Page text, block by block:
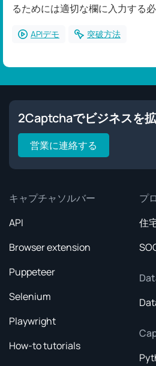
るためには適切な欄に入力する必
APIデモ 突破方法
2Captchaでビジネスを
営業に連絡する
キャプチャソルバー
API
Browser extension
Puppeteer
Selenium
Playwright
How-to tutorials
プ
住